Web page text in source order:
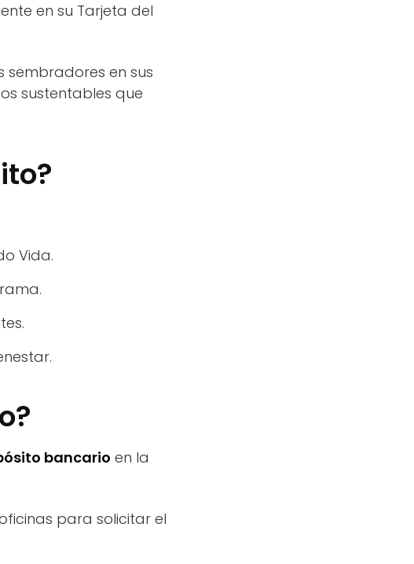
en su Tarjeta del
sembradores en sus
sustentables que
Vida.
bancario en la
para solicitar el